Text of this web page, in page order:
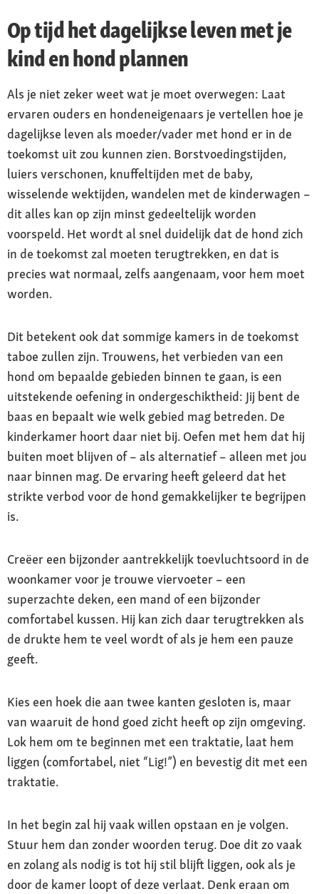
Op tijd het dagelijkse leven met je
kind en hond plannen
Als je niet zeker weet wat je moet overwegen: Laat
ervaren ouders en hondeneigenaars je vertellen hoe je
dagelijkse leven als moeder/vader met hond er in de
toekomst uit zou kunnen zien. Borstvoedingstijden,
luiers verschonen, knuffeltijden met de baby,
wisselende wektijden, wandelen met de kinderwagen –
dit alles kan op zijn minst gedeeltelijk worden
voorspeld. Het wordt al snel duidelijk dat de hond zich
in de toekomst zal moeten terugtrekken, en dat is
precies wat normaal, zelfs aangenaam, voor hem moet
worden.
Dit betekent ook dat sommige kamers in de toekomst
taboe zullen zijn. Trouwens, het verbieden van een
hond om bepaalde gebieden binnen te gaan, is een
uitstekende oefening in ondergeschiktheid: Jij bent de
baas en bepaalt wie welk gebied mag betreden. De
kinderkamer hoort daar niet bij. Oefen met hem dat hij
buiten moet blijven of – als alternatief – alleen met jou
naar binnen mag. De ervaring heeft geleerd dat het
strikte verbod voor de hond gemakkelijker te begrijpen
is.
Creëer een bijzonder aantrekkelijk toevluchtsoord in de
woonkamer voor je trouwe viervoeter – een
superzachte deken, een mand of een bijzonder
comfortabel kussen. Hij kan zich daar terugtrekken als
de drukte hem te veel wordt of als je hem een pauze
geeft.
Kies een hoek die aan twee kanten gesloten is, maar
van waaruit de hond goed zicht heeft op zijn omgeving.
Lok hem om te beginnen met een traktatie, laat hem
liggen (comfortabel, niet “Lig!”) en bevestig dit met een
traktatie.
In het begin zal hij vaak willen opstaan en je volgen.
Stuur hem dan zonder woorden terug. Doe dit zo vaak
en zolang als nodig is tot hij stil blijft liggen, ook als je
door de kamer loopt of deze verlaat. Denk eraan om